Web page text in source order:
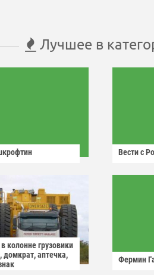
Лучшее в
Вести с
колонне грузовики
домкрат, аптечка,
Фермин